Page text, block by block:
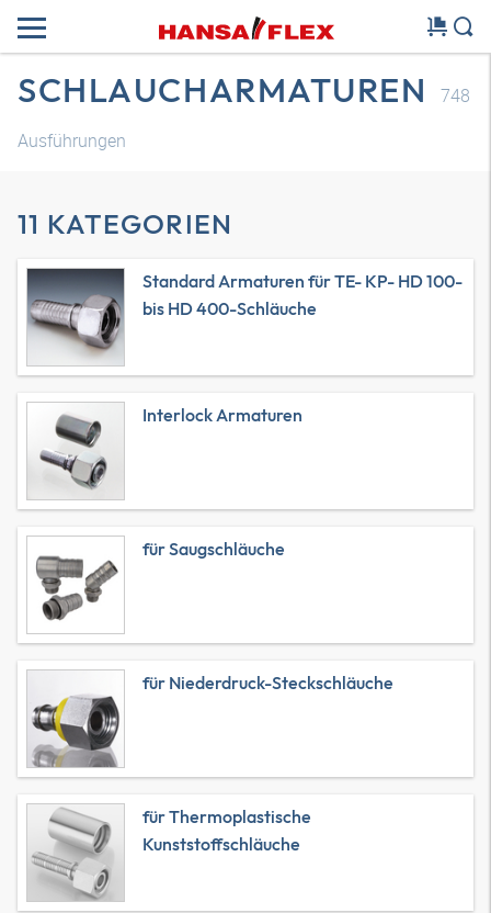
SCHLAUCHARMATUREN
748
Ausführungen
11 KATEGORIEN
Standard Armaturen für TE- KP- HD 100-
bis HD 400-Schläuche
Interlock Armaturen
für Saugschläuche
für Niederdruck-Steckschläuche
für Thermoplastische
Kunststoffschläuche